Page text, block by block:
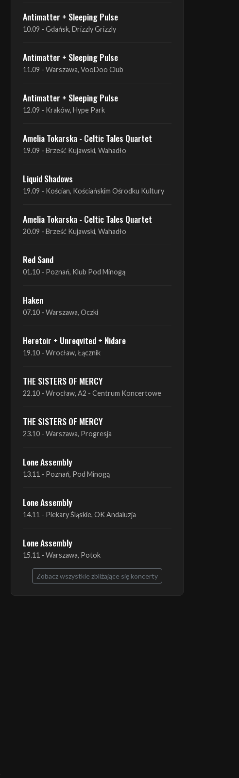
Antimatter + Sleeping Pulse
11.09 - Warszawa, VooDoo Club
Antimatter + Sleeping Pulse
12.09 - Kraków, Hype Park
Amelia Tokarska - Celtic Tales Quartet
19.09 - Brześć Kujawski, Wahadło
Liquid Shadows
19.09 - Kościan, Kościańskim Ośrodku Kultury
Amelia Tokarska - Celtic Tales Quartet
20.09 - Brześć Kujawski, Wahadło
Red Sand
01.10 - Poznań, Klub Pod Minogą
Haken
07.10 - Warszawa, Oczki
Heretoir + Unreqvited + Nidare
19.10 - Wrocław, Łącznik
THE SISTERS OF MERCY
22.10 - Wrocław, A2 - Centrum Koncertowe
THE SISTERS OF MERCY
23.10 - Warszawa, Progresja
Lone Assembly
13.11 - Poznań, Pod Minogą
Lone Assembly
14.11 - Piekary Śląskie, OK Andaluzja
Lone Assembly
15.11 - Warszawa, Potok
Zobacz wszystkie zbliżające się koncerty